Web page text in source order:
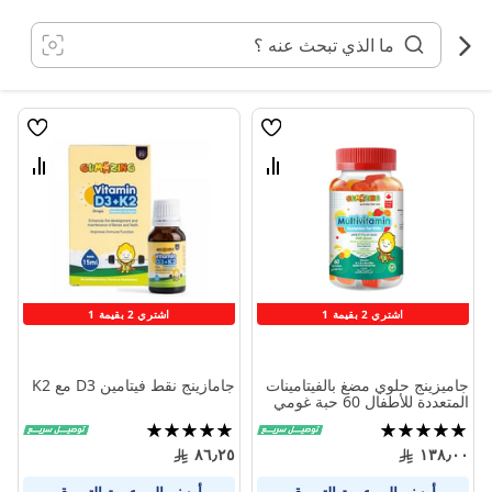
المحتوى
اشتري 2 بقيمة 1
قائمة
قارن
جاميزينج حلوي مضغ بالفيتامينات
المتعددة للأطفال 60 حبة غومي
تقييم:
100%
١٣٨٫٠٠
اشتري 2 بقيمة 1
قائمة
قارن
جامازينج نقط فيتامين D3 مع K2
تقييم:
100%
٨٦٫٢٥